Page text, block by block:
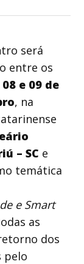
será
entre os
e 09 de
, na
– SC e
temática
e Smart
as
dos
pelo